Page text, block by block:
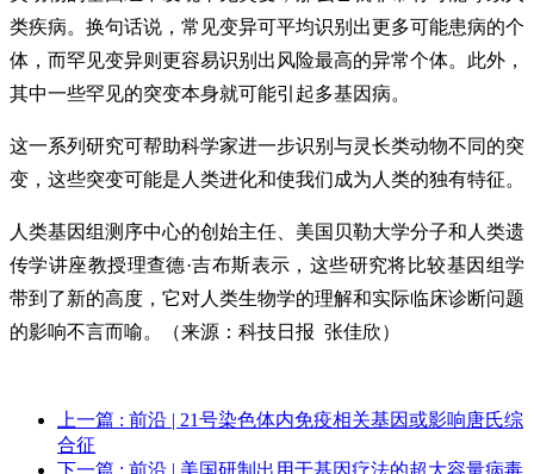
类疾病。换句话说，常见变异可平均识别出更多可能患病的个
体，而罕见变异则更容易识别出风险最高的异常个体。此外，
其中一些罕见的突变本身就可能引起多基因病。
这一系列研究可帮助科学家进一步识别与灵长类动物不同的突
变，这些突变可能是人类进化和使我们成为人类的独有特征。
人类基因组测序中心的创始主任、美国贝勒大学分子和人类遗
传学讲座教授理查德·吉布斯表示，这些研究将比较基因组学
带到了新的高度，它对人类生物学的理解和实际临床诊断问题
的影响不言而喻。（来源：科技日报 张佳欣）
上一篇 : 前沿 | 21号染色体内免疫相关基因或影响唐氏综
合征
下一篇 : 前沿 | 美国研制出用于基因疗法的超大容量病毒